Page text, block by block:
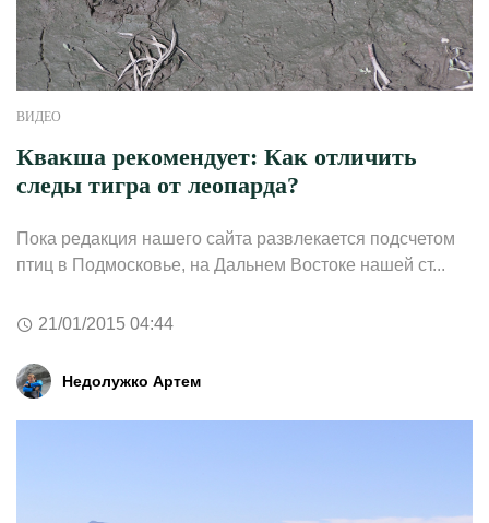
ВИДЕО
Квакша рекомендует: Как отличить
следы тигра от леопарда?
Пока редакция нашего сайта развлекается подсчетом
птиц в Подмосковье, на Дальнем Востоке нашей ст...
21/01/2015 04:44
Недолужко Артем